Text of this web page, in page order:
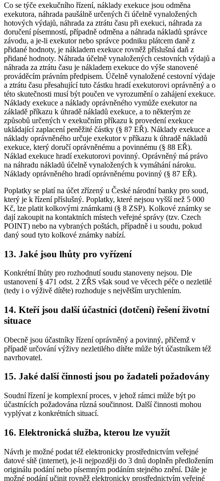
Co se týče exekučního řízení, náklady exekuce jsou odměna
exekutora, náhrada paušálně určených či účelně vynaložených
hotových výdajů, náhrada za ztrátu času při exekuci, náhrada za
doručení písemností, případně odměna a náhrada nákladů správce
závodu, a je-li exekutor nebo správce podniku plátcem daně z
přidané hodnoty, je nákladem exekuce rovněž příslušná daň z
přidané hodnoty. Náhrada účelně vynaložených cestovních výdajů a
náhrada za ztrátu času je nákladem exekuce do výše stanovené
prováděcím právním předpisem. Účelně vynaložené cestovní výdaje
a ztrátu času přesahující tuto částku hradí exekutorovi oprávněný a o
této skutečnosti musí být poučen ve vyrozumění o zahájení exekuce.
Náklady exekuce a náklady oprávněného vymůže exekutor na
základě příkazu k úhradě nákladů exekuce, a to některým ze
způsobů určených v exekučním příkazu k provedení exekuce
ukládající zaplacení peněžité částky (§ 87 EŘ). Náklady exekuce a
náklady oprávněného určuje exekutor v příkazu k úhradě nákladů
exekuce, který doručí oprávněnému a povinnému (§ 88 EŘ).
Náklad exekuce hradí exekutorovi povinný. Oprávněný má právo
na náhradu nákladů účelně vynaložených k vymáhání nároku.
Náklady oprávněného hradí oprávněnému povinný (§ 87 EŘ).
Poplatky se platí na účet zřízený u České národní banky pro soud,
který je k řízení příslušný. Poplatky, které nejsou vyšší než 5 000
Kč, lze platit kolkovými známkami (§ 8 ZSP). Kolkové známky se
dají zakoupit na kontaktních místech veřejné správy (tzv. Czech
POINT) nebo na vybraných poštách, případně i u soudu, pokud
daný soud tyto kolkové známky nabízí.
13. Jaké jsou lhůty pro vyřízení
Konkrétní lhůty pro rozhodnutí soudu stanoveny nejsou. Dle
ustanovení § 471 odst. 2 ZŘS však soud ve věcech péče o nezletilé
(tedy i o výživě dítěte) rozhoduje s největším urychlením.
14. Kteří jsou další účastníci (dotčení) řešení životní
situace
Obecně jsou účastníky řízení oprávněný a povinný, přičemž v
případě určování výživy nezletilého dítěte může být účastníkem též
navrhovatel.
15. Jaké další činnosti jsou po žadateli požadovány
Soudní řízení je komplexní proces, v jehož rámci může být po
účastnících požadována různá součinnost. Další činnosti mohou
vyplývat z konkrétních situací.
16. Elektronická služba, kterou lze využít
Návrh je možné podat též elektronicky prostřednictvím veřejné
datové sítě (internet), je-li nejpozději do 3 dnů doplněn předložením
originálu podání nebo písemným podáním stejného znění. Dále je
možné podání učinit rovněž elektronicky prostřednictvím veřejné